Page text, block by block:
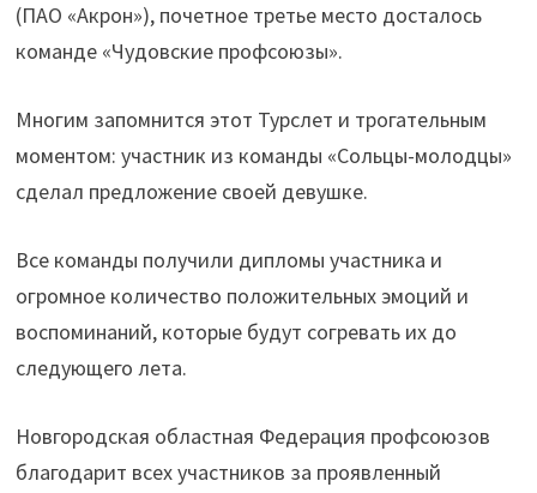
(ПАО «Акрон»), почетное третье место досталось
команде «Чудовские профсоюзы».
Многим запомнится этот Турслет и трогательным
моментом: участник из команды «Сольцы-молодцы»
сделал предложение своей девушке.
Все команды получили дипломы участника и
огромное количество положительных эмоций и
воспоминаний, которые будут согревать их до
следующего лета.
Новгородская областная Федерация профсоюзов
благодарит всех участников за проявленный